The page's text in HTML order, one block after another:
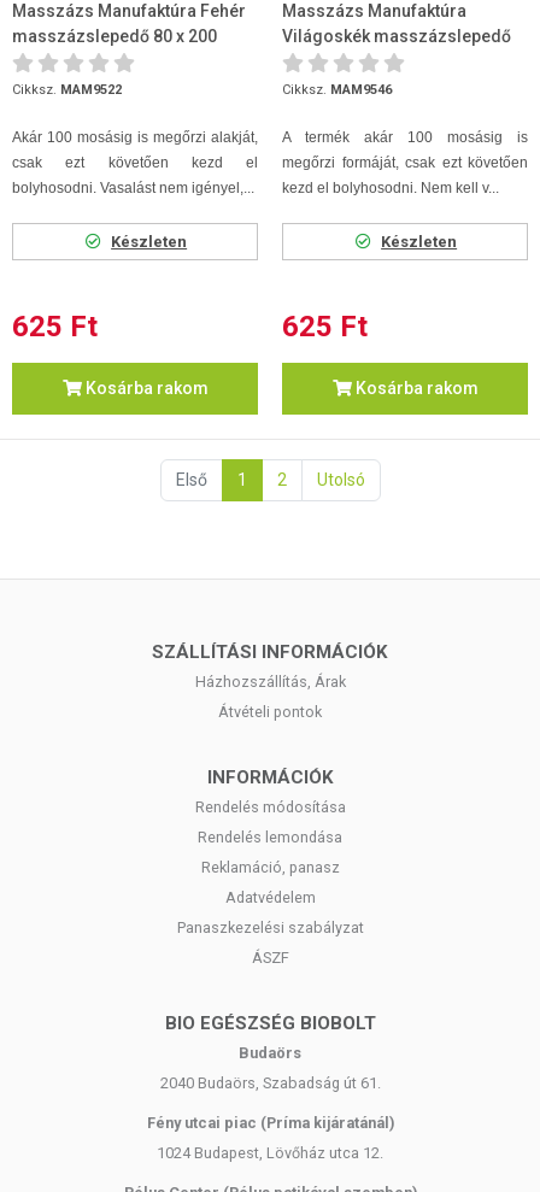
Masszázs Manufaktúra Fehér
masszázslepedő 80 x 200
Cikksz. MAM9522
Akár 100 mosásig is megőrzi alakját,
csak ezt követően kezd el
bolyhosodni. Vasalást nem igényel,...
Készleten
625 Ft
Kosárba rakom
Masszázs Manufaktúra
Világoskék masszázslepedő
80 x 200
Cikksz. MAM9546
A termék akár 100 mosásig is
megőrzi formáját, csak ezt követően
kezd el bolyhosodni. Nem kell v...
Készleten
625 Ft
Kosárba rakom
Első 1 2 Utolsó
SZÁLLÍTÁSI INFORMÁCIÓK
Házhozszállítás, Árak
Átvételi pontok
INFORMÁCIÓK
Rendelés módosítása
Rendelés lemondása
Reklamáció, panasz
Adatvédelem
Panaszkezelési szabályzat
ÁSZF
BIO EGÉSZSÉG BIOBOLT
Budaörs
2040 Budaörs, Szabadság út 61.
Fény utcai piac (Príma kijáratánál)
1024 Budapest, Lövőház utca 12.